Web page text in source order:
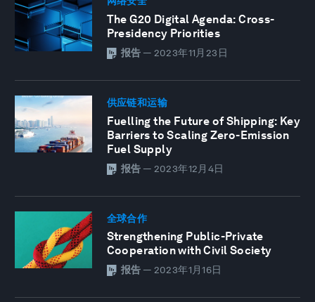
The G20 Digital Agenda: Cross-
Presidency Priorities
报告 — 2023年11月23日
供应链和运输
Fuelling the Future of Shipping: Key
Barriers to Scaling Zero-Emission
Fuel Supply
报告 — 2023年12月4日
全球合作
Strengthening Public-Private
Cooperation with Civil Society
报告 — 2023年1月16日